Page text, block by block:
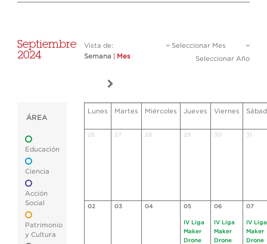
Septiembre
2024
Vista de:
Semana
Mes
Seleccionar Mes
Seleccionar Año
ÁREA
Educación
Ciencia
Acción
Social
Patrimonio
y Cultura
Lunes Martes Miércoles Jueves Viernes
26 27 28 29 30 31
02 03 04 05
IV Liga
Maker
Drone
06
IV Liga
Maker
Drone
07
IV Liga
Maker
Drone